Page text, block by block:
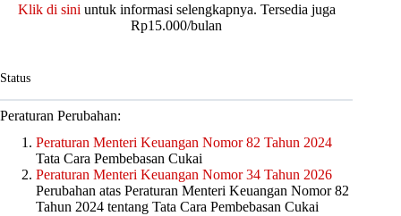
Klik di sini untuk informasi selengkapnya. Tersedia juga
Rp15.000/bulan
Status
Peraturan Perubahan:
Peraturan Menteri Keuangan Nomor 82 Tahun 2024
Tata Cara Pembebasan Cukai
Peraturan Menteri Keuangan Nomor 34 Tahun 2026
Perubahan atas Peraturan Menteri Keuangan Nomor 82
Tahun 2024 tentang Tata Cara Pembebasan Cukai